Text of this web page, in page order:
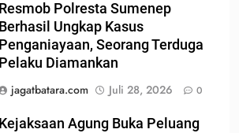
Resmob Polresta Sumenep
Berhasil Ungkap Kasus
Penganiayaan, Seorang Terduga
Pelaku Diamankan
jagatbatara.com
Juli 28, 2026 0
Kejaksaan Agung Buka Peluang